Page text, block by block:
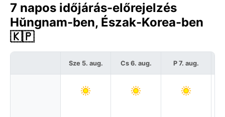
7 napos időjárás-előrejelzés
Hŭngnam-ben, Észak-Korea-ben
🇰🇵
Sze 5. aug. Cs 6. aug. P 7. aug.